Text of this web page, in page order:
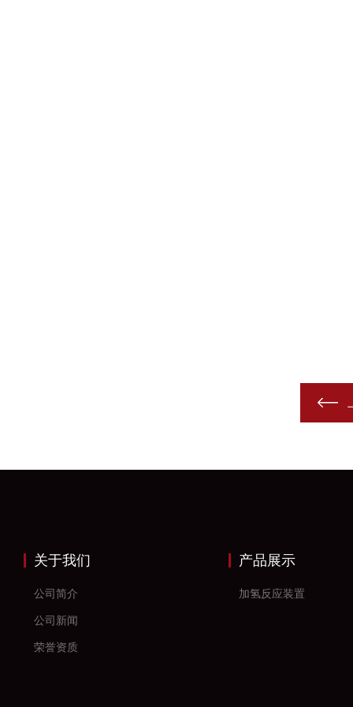
关于我们
公司简介
公司新闻
荣誉资质
产品展示
加氢反应装置